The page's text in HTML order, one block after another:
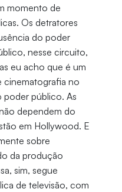
momento de
Os detratores
do poder
nesse circuito,
eu acho que é um
cinematografia no
público. As
dependem do
em Hollywood. E
sobre
da produção
sim, segue
de televisão, com